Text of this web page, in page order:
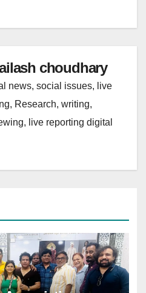
choudhary
news, social issues, live
Research, writing,
live reporting digital